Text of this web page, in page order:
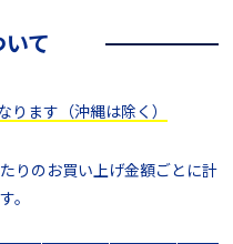
て
ます（沖縄は除く）
りのお買い上げ金額ごとに計
。